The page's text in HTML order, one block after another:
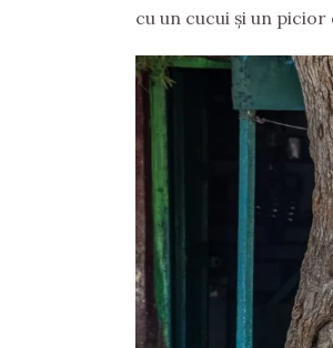
cu un cucui și un